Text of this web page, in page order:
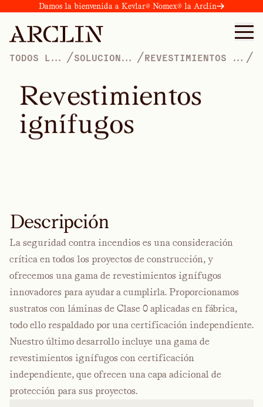
Damos la bienvenida a Kevlar® Nomex® la Arclin
TODOS LOS /SOLUCIONES /REVESTIMIENTOS DE /
Revestimientos
ignífugos
Descripción
La seguridad contra incendios es una consideración
crítica en todos los proyectos de construcción, y
ofrecemos una gama de revestimientos ignífugos
innovadores para ayudar a cumplirla. Proporcionamos
sustratos con láminas de Clase 0 aplicadas en fábrica,
todo ello respaldado por una certificación independiente.
Nuestro último desarrollo incluye una gama de
revestimientos ignífugos con certificación
independiente, que ofrecen una capa adicional de
protección para sus proyectos.